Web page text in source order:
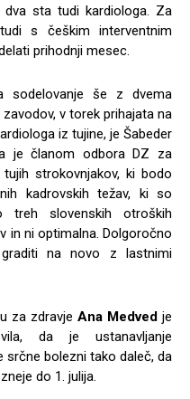
sta tudi kardiologa. Za
s češkim interventnim
prihodnji mesec.
sodelovanje še z dvema
v torek prihajata na
iz tujine, je Šabeder
je članom odbora DZ za
strokovnjakov, ki bodo
kadrovskih težav, ki so
treh slovenskih otroških
in ni optimalna. Dolgoročno
na novo z lastnimi
za zdravje Ana Medved je
da je ustanavljanje
bolezni tako daleč, da
do 1. julija.